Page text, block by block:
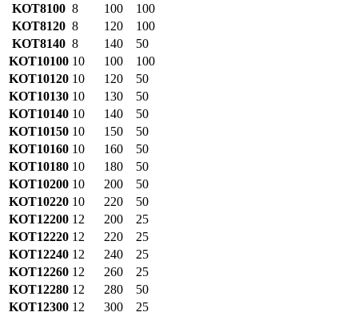
KOT8100 8 100
100
KOT8120 8 120
100
KOT8140 8 140
50
KOT10100 10 100
100
KOT10120 10 120
50
KOT10130 10 130
50
KOT10140 10 140
50
KOT10150 10 150
50
KOT10160 10 160
50
KOT10180 10 180
50
KOT10200 10 200
50
KOT10220 10 220
50
KOT12200 12 200
25
KOT12220 12 220
25
KOT12240 12 240
25
KOT12260 12 260
25
KOT12280 12 280
50
KOT12300 12 300 25